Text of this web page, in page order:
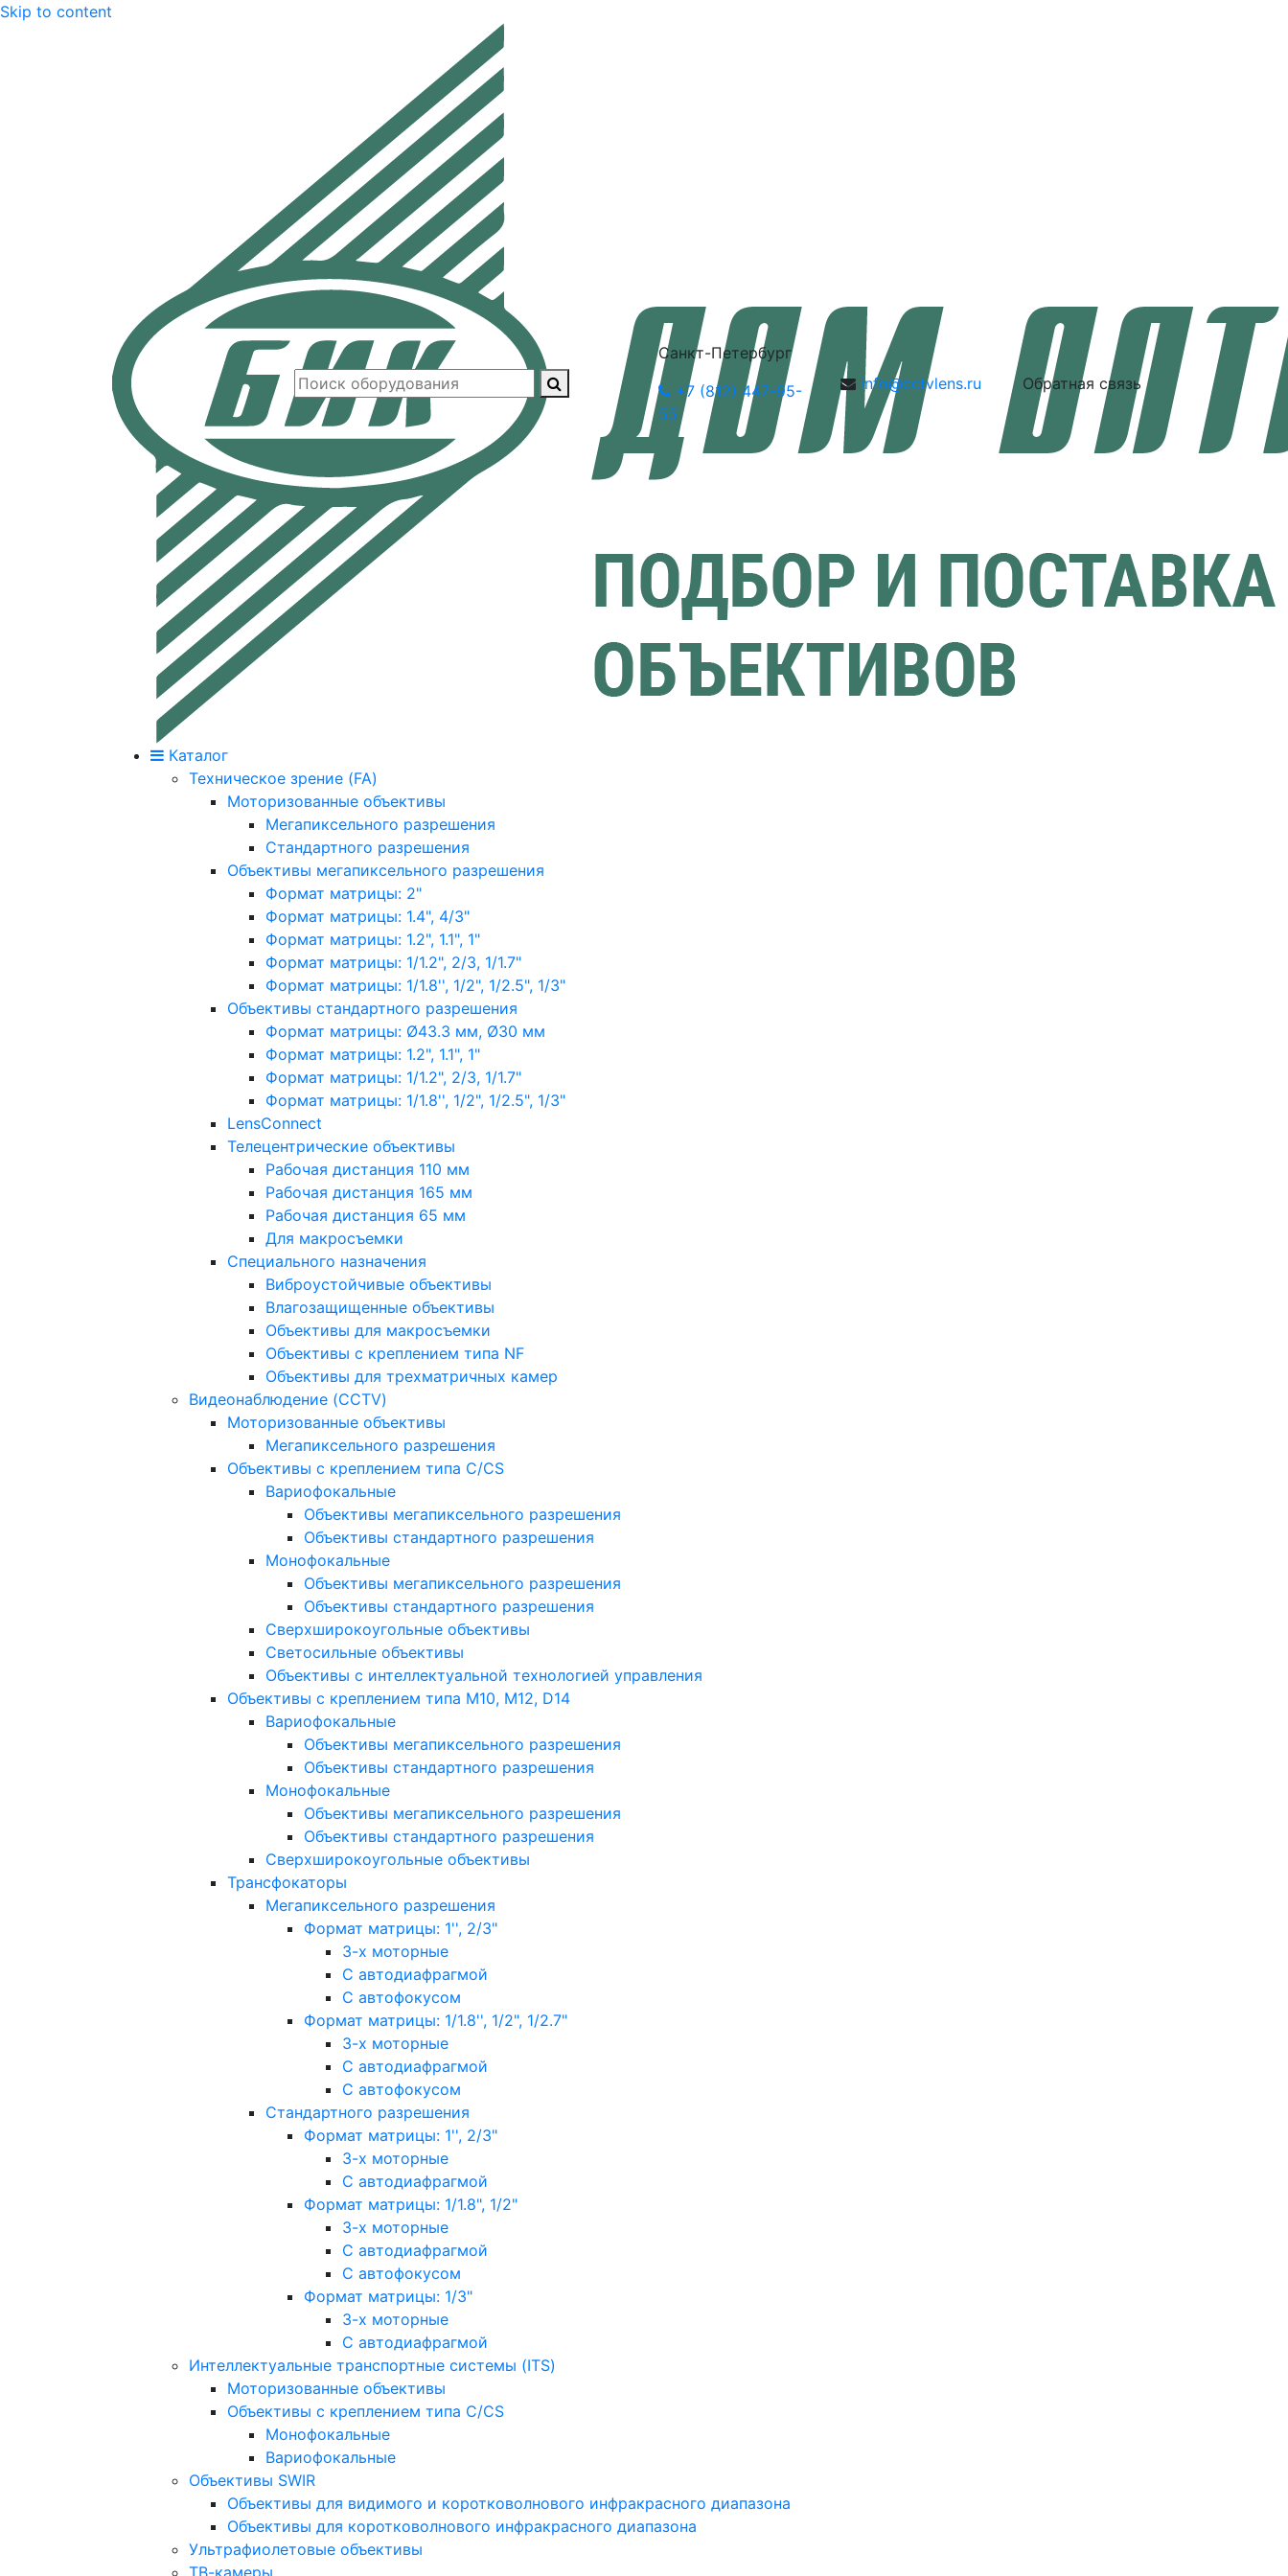
Skip to content
Санкт-Петербург
+7 (812) 447-95-
55
info@cctvlens.ru Обратная связь
Каталог
Техническое зрение (FA)
Моторизованные объективы
Мегапиксельного разрешения
Стандартного разрешения
Объективы мегапиксельного разрешения
Формат матрицы: 2"
Формат матрицы: 1.4", 4/3"
Формат матрицы: 1.2", 1.1", 1"
Формат матрицы: 1/1.2", 2/3, 1/1.7"
Формат матрицы: 1/1.8'', 1/2", 1/2.5", 1/3"
Объективы стандартного разрешения
Формат матрицы: Ø43.3 мм, Ø30 мм
Формат матрицы: 1.2", 1.1", 1"
Формат матрицы: 1/1.2", 2/3, 1/1.7"
Формат матрицы: 1/1.8'', 1/2", 1/2.5", 1/3"
LensConnect
Телецентрические объективы
Рабочая дистанция 110 мм
Рабочая дистанция 165 мм
Рабочая дистанция 65 мм
Для макросъемки
Специального назначения
Виброустойчивые объективы
Влагозащищенные объективы
Объективы для макросъемки
Объективы с креплением типа NF
Объективы для трехматричных камер
Видеонаблюдение (CCTV)
Моторизованные объективы
Мегапиксельного разрешения
Объективы с креплением типа C/CS
Вариофокальные
Объективы мегапиксельного разрешения
Объективы стандартного разрешения
Монофокальные
Объективы мегапиксельного разрешения
Объективы стандартного разрешения
Сверхширокоугольные объективы
Светосильные объективы
Объективы с интеллектуальной технологией управления
Объективы с креплением типа M10, M12, D14
Вариофокальные
Объективы мегапиксельного разрешения
Объективы стандартного разрешения
Монофокальные
Объективы мегапиксельного разрешения
Объективы стандартного разрешения
Сверхширокоугольные объективы
Трансфокаторы
Мегапиксельного разрешения
Формат матрицы: 1'', 2/3"
3-х моторные
С автодиафрагмой
С автофокусом
Формат матрицы: 1/1.8'', 1/2", 1/2.7"
3-х моторные
С автодиафрагмой
С автофокусом
Стандартного разрешения
Формат матрицы: 1'', 2/3"
3-х моторные
С автодиафрагмой
Формат матрицы: 1/1.8", 1/2"
3-х моторные
С автодиафрагмой
С автофокусом
Формат матрицы: 1/3"
3-х моторные
С автодиафрагмой
Интеллектуальные транспортные системы (ITS)
Моторизованные объективы
Объективы с креплением типа C/CS
Монофокальные
Вариофокальные
Объективы SWIR
Объективы для видимого и коротковолнового инфракрасного диапазона
Объективы для коротковолнового инфракрасного диапазона
Ультрафиолетовые объективы
ТВ-камеры